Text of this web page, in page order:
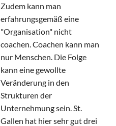
Zudem kann man
erfahrungsgemäß eine
"Organisation" nicht
coachen. Coachen kann man
nur Menschen. Die Folge
kann eine gewollte
Veränderung in den
Strukturen der
Unternehmung sein. St.
Gallen hat hier sehr gut drei